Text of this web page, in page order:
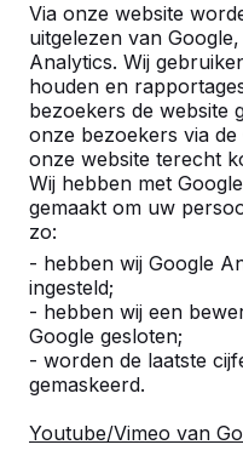
Via onze website
uitgelezen van
Analytics. Wij
houden en
bezoekers de website
onze bezoekers via
onze website terecht
Wij hebben met
gemaakt om uw
zo:
- hebben wij Google
ingesteld;
- hebben wij een
Google gesloten;
- worden de laatste
gemaskeerd.
Youtube/Vimeo van
Ontdek ons
assortiment
Pingpongtafels -->